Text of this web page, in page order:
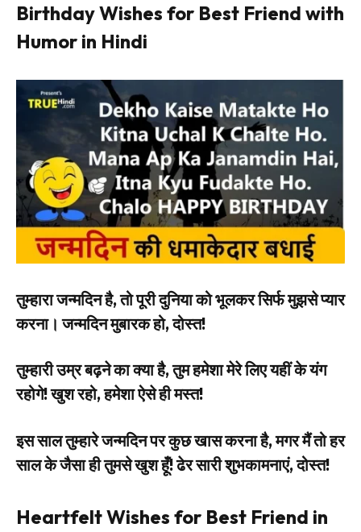
Birthday Wishes for Best Friend with
Humor in Hindi
तुम्हारा जन्मदिन है, तो पूरी दुनिया को भूलकर सिर्फ मुझसे प्यार
करना। जन्मदिन मुबारक हो, दोस्त!
तुम्हारी उम्र बढ़ने का क्या है, तुम हमेशा मेरे लिए यहीं के यंग
रहोगे! खुश रहो, हमेशा ऐसे ही मस्त!
इस साल तुम्हारे जन्मदिन पर कुछ खास करना है, मगर मैं तो हर
साल के जैसा ही तुमसे खुश हूँ! ढेर सारी शुभकामनाएं, दोस्त!
Heartfelt Wishes for Best Friend in